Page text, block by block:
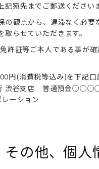
記宛先までご郵送くださ
観点から、遅滞なく必要
らせていただきます。
許証等ご本人である事が
円(消費税等込み)を下記口
行 渋谷支店 普通預金
ーション
その他、個人